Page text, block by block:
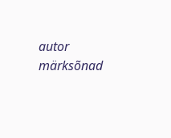
autor
märksõnad